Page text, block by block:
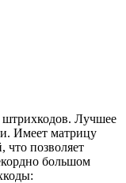
Лучшее
Имеет матрицу
что позволяет
большом